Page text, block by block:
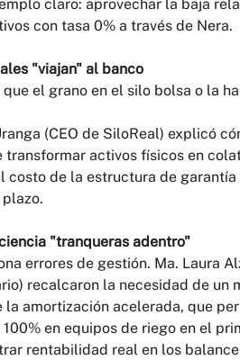
claro: aprovechar la baja
con tasa 0% a través de Nera.
"viajan" al banco
el grano en el silo bolsa o la
(CEO de SiloReal) explicó
transformar activos físicos en
costo de la estructura de
"tranqueras adentro"
errores de gestión. Ma. Laura
recalcaron la necesidad de un
la amortización acelerada, que
en equipos de riego en el
rentabilidad real en los